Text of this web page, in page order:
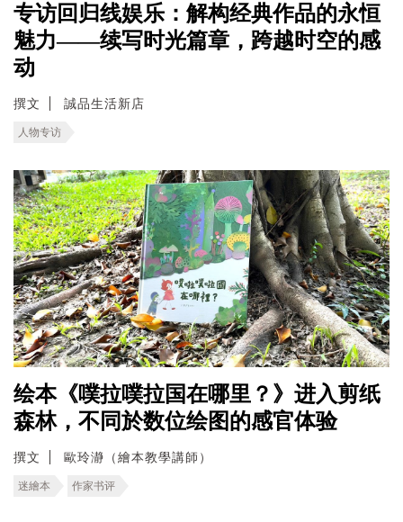
专访回归线娱乐：解构经典作品的永恒
魅力——续写时光篇章，跨越时空的感
动
撰文 誠品生活新店
人物专访
绘本《噗拉噗拉国在哪里？》进入剪纸
森林，不同於数位绘图的感官体验
撰文 歐玲瀞（繪本教學講師）
迷繪本 作家书评